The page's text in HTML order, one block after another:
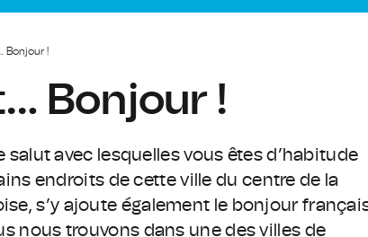
Bonjour !
Bonjour !
avec lesquelles vous êtes d’habitude
endroits de cette ville du centre de la
s’y ajoute également le bonjour
nous trouvons dans une des villes de